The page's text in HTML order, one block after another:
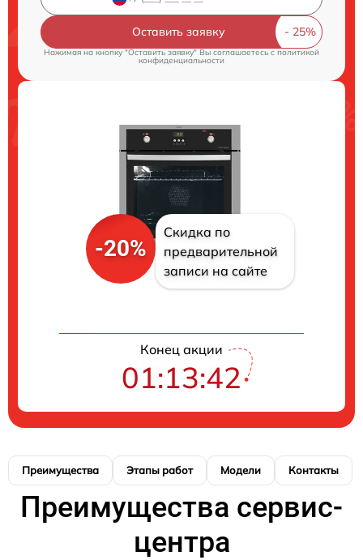
Оставить заявку
Нажимая на кнопку "Оставить заявку" Вы соглашаетесь cполитикой
конфиденциальности
-20%
Скидка по
предварительной
записи на сайте
Конец акции
01:13:41
Преимущества Этапы работ Модели Контакты
Преимущества сервис-
центра